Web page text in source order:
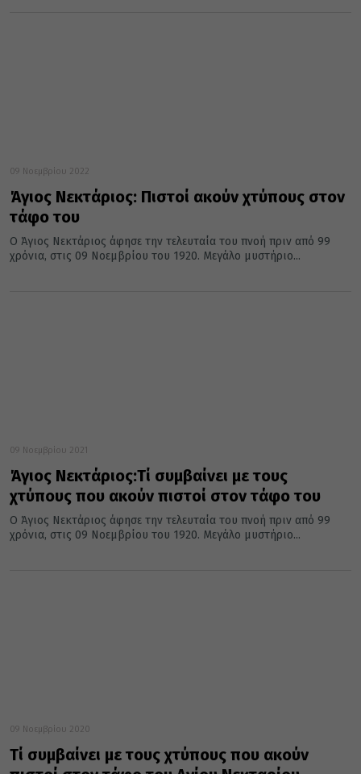
09 Νοεμβρίου 2022
Άγιος Νεκτάριος: Πιστοί ακούν χτύπους στον
τάφο του
Ο Άγιος Νεκτάριος άφησε την τελευταία του πνοή πριν από 99
χρόνια, στις 09 Νοεμβρίου του 1920. Μεγάλο μυστήριο...
09 Νοεμβρίου 2021
Άγιος Νεκτάριος:Τί συμβαίνει με τους
χτύπους που ακούν πιστοί στον τάφο του
Ο Άγιος Νεκτάριος άφησε την τελευταία του πνοή πριν από 99
χρόνια, στις 09 Νοεμβρίου του 1920. Μεγάλο μυστήριο...
09 Νοεμβρίου 2020
Τί συμβαίνει με τους χτύπους που ακούν